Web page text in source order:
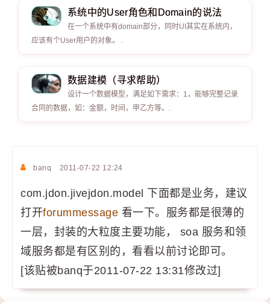
系统中的User角色和Domain的说法
在一个系统中有domain部分，同时UI其实在系统内，
应该有个User用户的对象。 .
数据建模（寻求帮助）
设计一个数据模型，满足如下需求：1，能够完整记录
合同的数据，如：金额，时间，甲乙方等。.
banq 2011-07-22 12:24
com.jdon.jivejdon.model 下面都是业务，建议
打开forummessage 看一下。服务都是很薄的
一层，封装的大粒度主要功能， soa 服务和领
域服务都是有区别的，看看以前讨论即可。
[该贴被banq于2011-07-22 13:31修改过]